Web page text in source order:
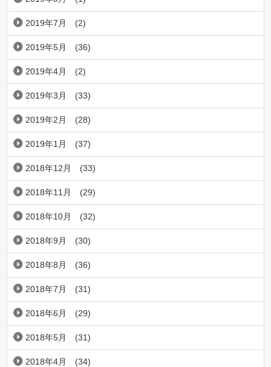
2019年7月 (2)
2019年5月 (36)
2019年4月 (2)
2019年3月 (33)
2019年2月 (28)
2019年1月 (37)
2018年12月 (33)
2018年11月 (29)
2018年10月 (32)
2018年9月 (30)
2018年8月 (36)
2018年7月 (31)
2018年6月 (29)
2018年5月 (31)
2018年4月 (34)